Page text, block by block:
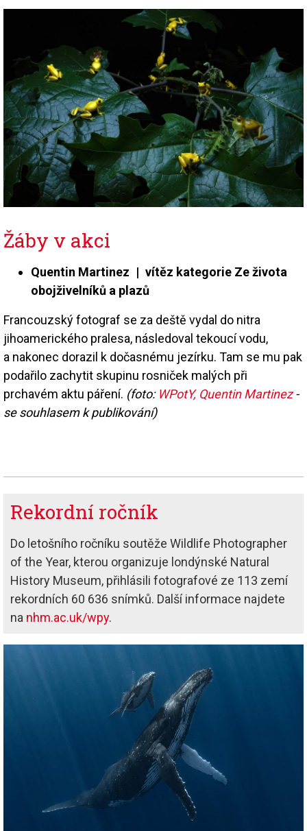
Žáby v akci
Quentin Martinez | vítěz kategorie Ze života
obojživelníků a plazů
Francouzský fotograf se za deště vydal do nitra
jihoamerického pralesa, následoval tekoucí vodu,
a nakonec dorazil k dočasnému jezírku. Tam se mu pak
podařilo zachytit skupinu rosniček malých při
prchavém aktu páření. (foto: WPotY, Quentin Martinez-
se souhlasem k publikování)
Rekordní ročník
Do letošního ročníku soutěže Wildlife Photographer
of the Year, kterou organizuje londýnské Natural
History Museum, přihlásili fotografové ze 113 zemí
rekordních 60 636 snímků. Další informace najdete
na nhm.ac.uk/wpy.